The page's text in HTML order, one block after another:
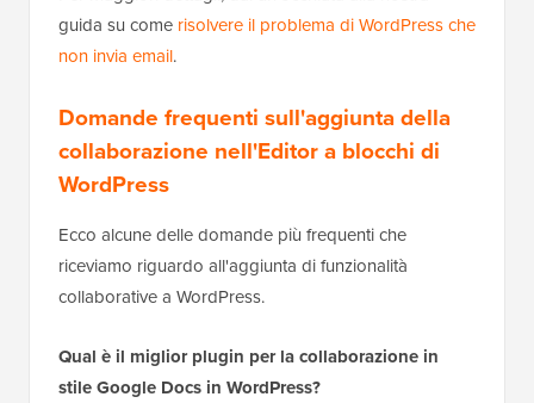
guida su come risolvere il problema di WordPress che
non invia email.
Domande frequenti sull'aggiunta della
collaborazione nell'Editor a blocchi di
WordPress
Ecco alcune delle domande più frequenti che
riceviamo riguardo all'aggiunta di funzionalità
collaborative a WordPress.
Qual è il miglior plugin per la collaborazione in
stile Google Docs in WordPress?